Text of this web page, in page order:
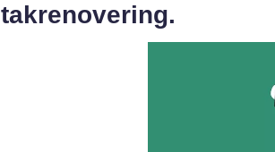
takrenovering.